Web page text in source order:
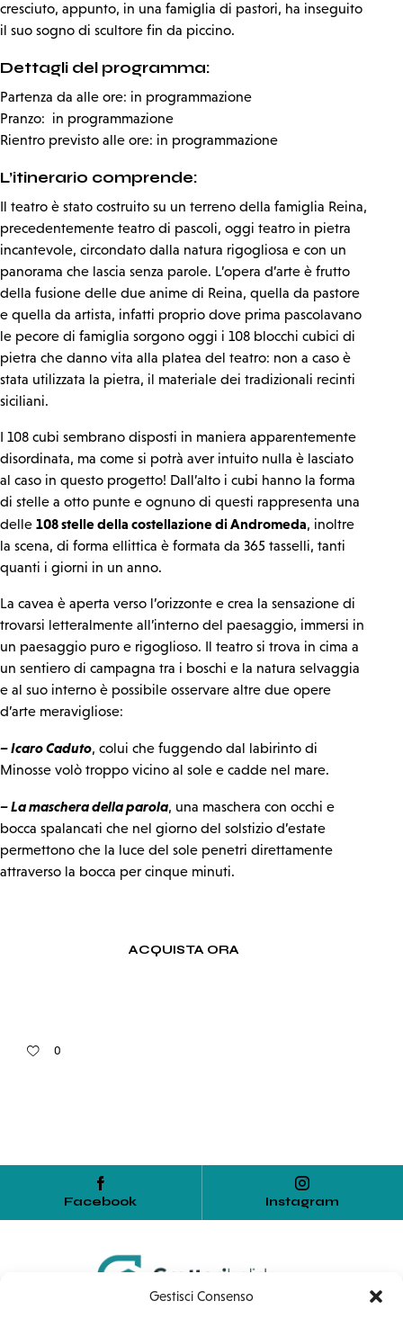
Gestisci Consenso
cresciuto, appunto, in una famiglia di pastori, ha inseguito
il suo sogno di scultore fin da piccino.
Dettagli del programma:
Partenza da alle ore: in programmazione
Pranzo: in programmazione
Rientro previsto alle ore: in programmazione
L’itinerario comprende:
Il teatro è stato costruito su un terreno della famiglia Reina,
precedentemente teatro di pascoli, oggi teatro in pietra
incantevole, circondato dalla natura rigogliosa e con un
panorama che lascia senza parole. L’opera d’arte è frutto
della fusione delle due anime di Reina, quella da pastore
e quella da artista, infatti proprio dove prima pascolavano
le pecore di famiglia sorgono oggi i 108 blocchi cubici di
pietra che danno vita alla platea del teatro: non a caso è
stata utilizzata la pietra, il materiale dei tradizionali recinti
siciliani.
I 108 cubi sembrano disposti in maniera apparentemente
disordinata, ma come si potrà aver intuito nulla è lasciato
al caso in questo progetto! Dall’alto i cubi hanno la forma
di stelle a otto punte e ognuno di questi rappresenta una
delle 108 stelle della costellazione di Andromeda, inoltre
la scena, di forma ellittica è formata da 365 tasselli, tanti
quanti i giorni in un anno.
La cavea è aperta verso l’orizzonte e crea la sensazione di
trovarsi letteralmente all’interno del paesaggio, immersi in
un paesaggio puro e rigoglioso. Il teatro si trova in cima a
un sentiero di campagna tra i boschi e la natura selvaggia
e al suo interno è possibile osservare altre due opere
d’arte meravigliose:
– Icaro Caduto, colui che fuggendo dal labirinto di
Minosse volò troppo vicino al sole e cadde nel mare.
– La maschera della parola, una maschera con occhi e
bocca spalancati che nel giorno del solstizio d’estate
permettono che la luce del sole penetri direttamente
attraverso la bocca per cinque minuti.
ACQUISTA ORA
0
Facebook Instagram